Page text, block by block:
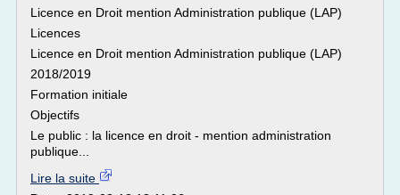
Licence en Droit mention Administration publique (LAP)
Licences
Licence en Droit mention Administration publique (LAP)
2018/2019
Formation initiale
Objectifs
Le public : la licence en droit - mention administration
publique...
Lire la suite